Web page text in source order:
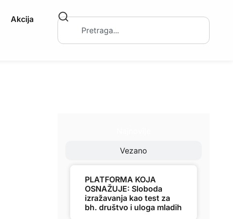
Akcija
Vezano
PLATFORMA KOJA
OSNAŽUJE: Sloboda
izražavanja kao test za
bh. društvo i uloga mladih